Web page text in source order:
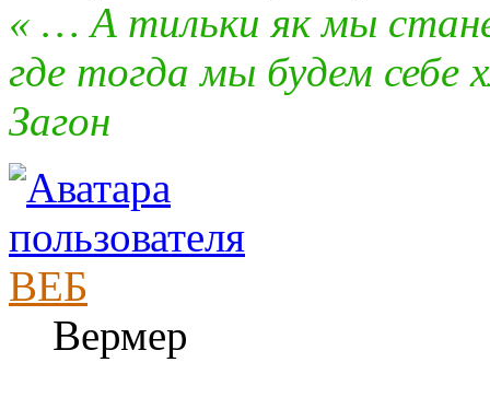
« … А тильки як мы
где тогда мы будем себе
Загон
ВЕБ
Вермер